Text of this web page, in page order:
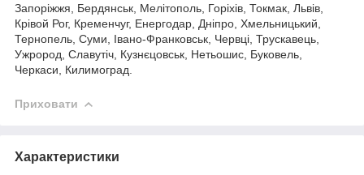
Запоріжжя, Бердянськ, Мелітополь, Горіхів, Токмак, Львів,
Крівой Рог, Кременчуг, Енергодар, Дніпро, Хмельницький,
Тернопель, Суми, Івано-Франковськ, Червці, Трускавець,
Ужрород, Славутіч, Кузнєцовськ, Нетьошис, Буковель,
Черкаси, Килимоград.
Приховати
Характеристики